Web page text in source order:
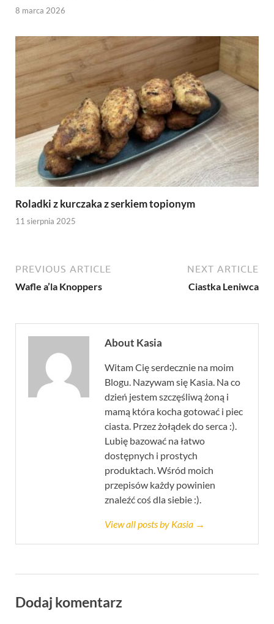
8 marca 2026
Roladki z kurczaka z serkiem topionym
11 sierpnia 2025
PREVIOUS ARTICLE
Wafle a’la Knoppers
NEXT ARTICLE
Ciastka Leniwca
About Kasia
Witam Cię serdecznie na moim
Blogu. Nazywam się Kasia. Na co
dzień jestem szczęśliwą żoną i
mamą która kocha gotować i piec
ciasta. Przez żołądek do serca :).
Lubię bazować na łatwo
dostępnych i prostych
produktach. Wśród moich
przepisów każdy powinien
znaleźć coś dla siebie :).
View all posts by Kasia →
Dodaj komentarz